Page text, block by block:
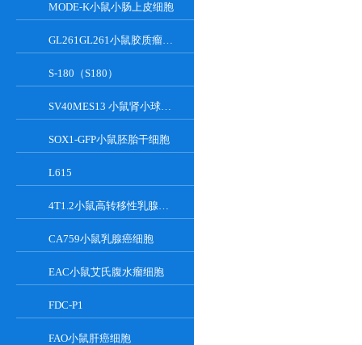
MODE-K小鼠小肠上皮细胞
GL261GL261小鼠胶质瘤细胞
S-180（S180）
SV40MES13 小鼠肾小球系膜细胞
SOX1-GFP小鼠胚胎干细胞
L615
4T1.2小鼠高转移性乳腺癌细胞
CA759小鼠乳腺癌细胞
EAC小鼠艾氏腹水瘤细胞
FDC-P1
FAO小鼠肝癌细胞